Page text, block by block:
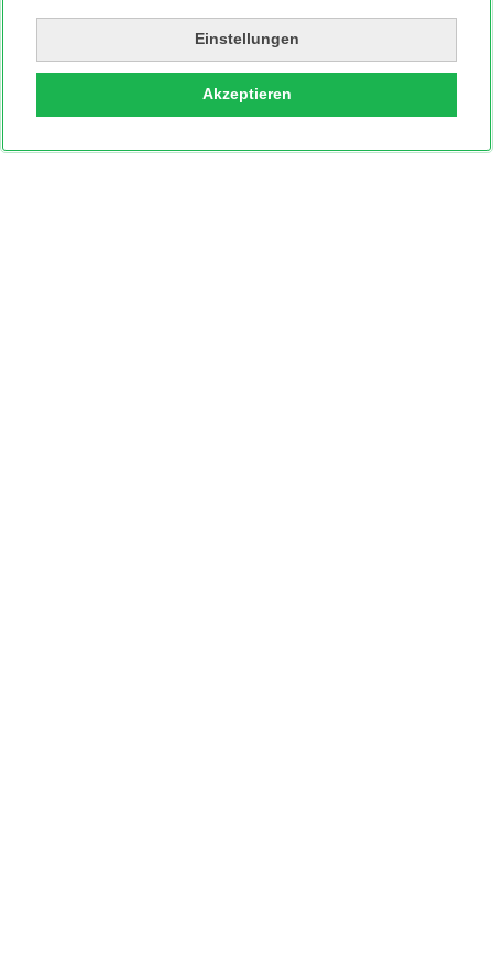
Einstellungen
Akzeptieren